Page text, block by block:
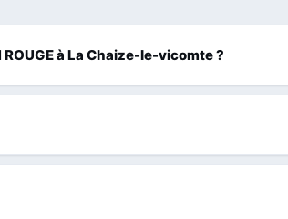
à La Chaize-le-vicomte ?